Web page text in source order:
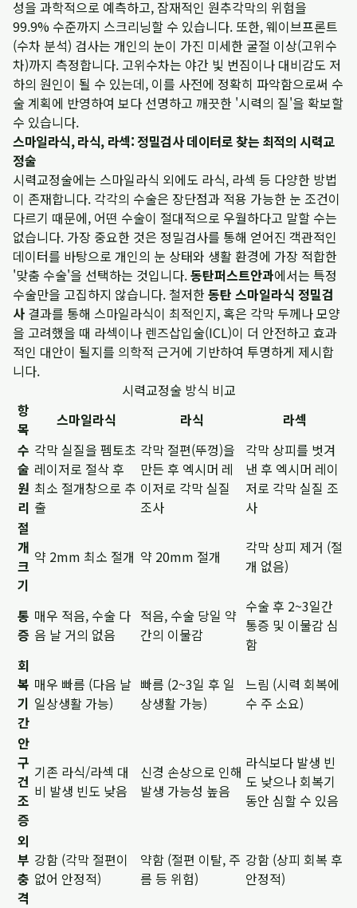
성을 과학적으로 예측하고, 잠재적인 원추각막의 위험을
99.9% 수준까지 스크리닝할 수 있습니다. 또한, 웨이브프론트
(수차 분석) 검사는 개인의 눈이 가진 미세한 굴절 이상(고위수
차)까지 측정합니다. 고위수차는 야간 빛 번짐이나 대비감도 저
하의 원인이 될 수 있는데, 이를 사전에 정확히 파악함으로써 수
술 계획에 반영하여 보다 선명하고 깨끗한 '시력의 질'을 확보할
수 있습니다.
스마일라식, 라식, 라섹: 정밀검사 데이터로 찾는 최적의 시력교
정술
시력교정술에는 스마일라식 외에도 라식, 라섹 등 다양한 방법
이 존재합니다. 각각의 수술은 장단점과 적용 가능한 눈 조건이
다르기 때문에, 어떤 수술이 절대적으로 우월하다고 말할 수는
없습니다. 가장 중요한 것은 정밀검사를 통해 얻어진 객관적인
데이터를 바탕으로 개인의 눈 상태와 생활 환경에 가장 적합한
'맞춤 수술'을 선택하는 것입니다.동탄퍼스트안과에서는 특정
수술만을 고집하지 않습니다. 철저한동탄 스마일라식 정밀검
사 결과를 통해 스마일라식이 최적인지, 혹은 각막 두께나 모양
을 고려했을 때 라섹이나 렌즈삽입술(ICL)이 더 안전하고 효과
적인 대안이 될지를 의학적 근거에 기반하여 투명하게 제시합
니다.
시력교정술 방식 비교
항
목
스마일라식 라식
라섹
수
술
원
리
각막 실질을 펨토초
레이저로 절삭 후
최소 절개창으로 추
출
각막 절편(뚜껑)을
만든 후 엑시머 레
이저로 각막 실질
조사
각막 상피를 벗겨
낸 후 엑시머 레이
저로 각막 실질 조
사
절
개
크
기
약 2mm 최소 절개 약 20mm 절개
각막 상피 제거 (절
개 없음)
통
증
매우 적음, 수술 다
음 날 거의 없음
적음, 수술 당일 약
간의 이물감
수술 후 2~3일간
통증 및 이물감 심
함
회
복
기
간
매우 빠름 (다음 날
일상생활 가능)
빠름 (2~3일 후 일
상생활 가능)
느림 (시력 회복에
수 주 소요)
안
구
건
조
증
기존 라식/라섹 대
비 발생 빈도 낮음
신경 손상으로 인해
발생 가능성 높음
라식보다 발생 빈
도 낮으나 회복기
동안 심할 수 있음
외
부
충
격
강함 (각막 절편이
없어 안정적)
약함 (절편 이탈, 주
름 등 위험)
강함 (상피 회복 후
안정적)